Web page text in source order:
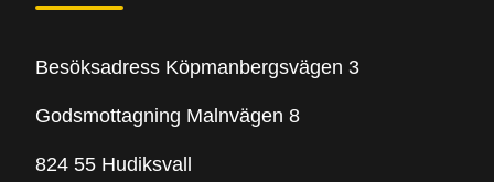
Besöksadress Köpmanbergsvägen 3
Godsmottagning Malnvägen 8
824 55 Hudiksvall